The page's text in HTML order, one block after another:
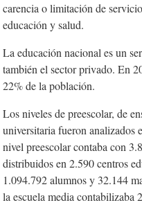
carencia o limitación de
educación y salud.
La educación nacional es un
también el sector privado. En
22% de la población.
Los niveles de preescolar, de
universitaria fueron analizados
nivel preescolar contaba con
distribuidos en 2.590 centros
1.094.792 alumnos y 32.144
la escuela media contabilizaba